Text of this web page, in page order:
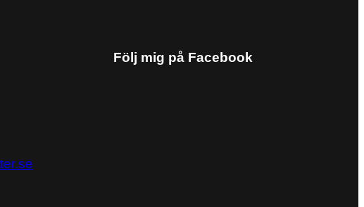
Följ mig på Facebook